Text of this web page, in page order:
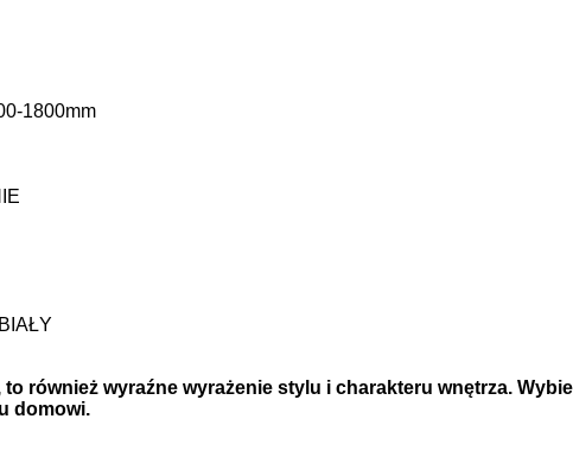
1800mm
również wyraźne wyrażenie stylu i charakteru wnętrza.
domowi.